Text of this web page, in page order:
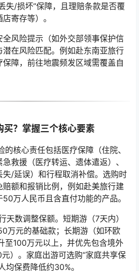
失/损坏”保障，且理赔条款是否覆
寄存等）。
风险提示（如外交部领事保护信
在风险匹配。例如赴东南亚旅行
障，前往地震频发区域需覆盖自
买？掌握三个核心要素
的核心责任包括医疗保障（住院、
救援（医疗转运、遗体遣返）、
/延误）和行程取消补偿。选购时
额和报销比例，例如赴美旅行建
万人民币且含直付功能的产品。
天数调整保额。短期游（7天内）
万元的基础款；长期游（如环欧
至100万元以上，并优先包含境外
）。家庭出游可选购“家庭共享保
均保费降低约30%。